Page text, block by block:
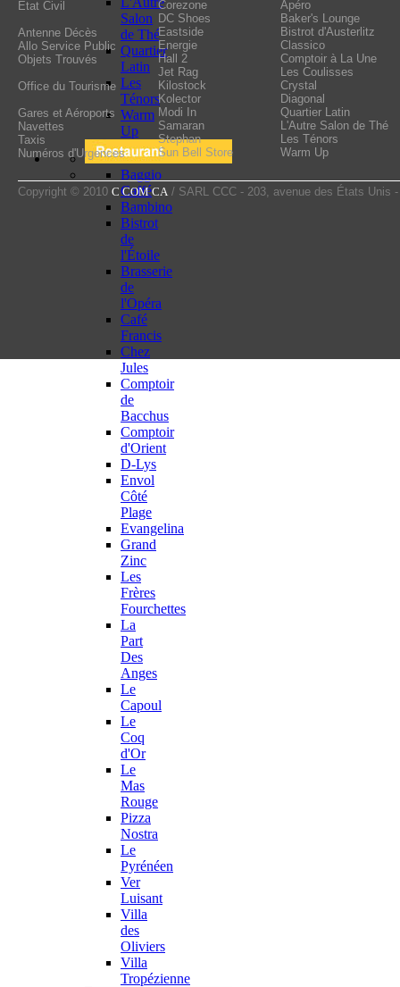
Salon
de Thé
Quartier
Latin
Les
Ténors
Warm
Up
Baggio
Caffé
Bambino
Bistrot
de
l'Étoile
Brasserie
de
l'Opéra
Café
Francis
Chez
Jules
Comptoir
de
Bacchus
Comptoir
d'Orient
D-Lys
Envol
Côté
Plage
Evangelina
Grand
Zinc
Les
Frères
Fourchettes
La
Part
Des
Anges
Le
Capoul
Le
Coq
d'Or
Le
Mas
Rouge
Pizza
Nostra
Le
Pyrénéen
Ver
Luisant
Villa
des
Oliviers
Villa
Tropézienne
Etat Civil
Antenne Décès
Allo Service Public
Objets Trouvés
Office du Tourisme
Gares et Aéroports
Navettes
Taxis
Numéros d'Urgences
Copyright © 2010 C COM CA / SARL CCC - 203, avenue des États Unis
Apéro
Baker's Lounge
Bistrot d'Austerlitz
Classico
Comptoir à La Une
Les Coulisses
Crystal
Diagonal
Quartier Latin
L'Autre Salon de Thé
Les Ténors
Warm Up
Corezone
DC Shoes
Eastside
Energie
Hall 2
Jet Rag
Kilostock
Kolector
Modi In
Samaran
Stephan
Sun Bell Store